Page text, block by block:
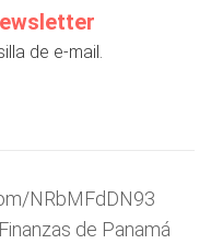
de e-mail.
NRbMFdDN93
de Panamá